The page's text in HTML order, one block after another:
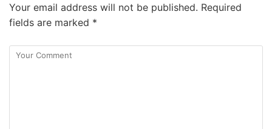
Your email address will not be published. Required
fields are marked *